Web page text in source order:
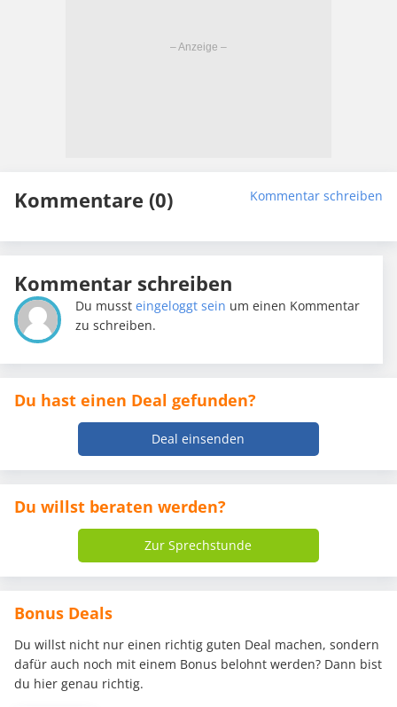
Kommentare (0) Kommentar schreiben
Kommentar schreiben
Du mussteingeloggt sein um einen Kommentar
zu schreiben.
Du hast einen Deal gefunden?
Deal einsenden
Du willst beraten werden?
Zur Sprechstunde
Bonus Deals
Du willst nicht nur einen richtig guten Deal machen, sondern
dafür auch noch mit einem Bonus belohnt werden? Dann bist
du hier genau richtig.